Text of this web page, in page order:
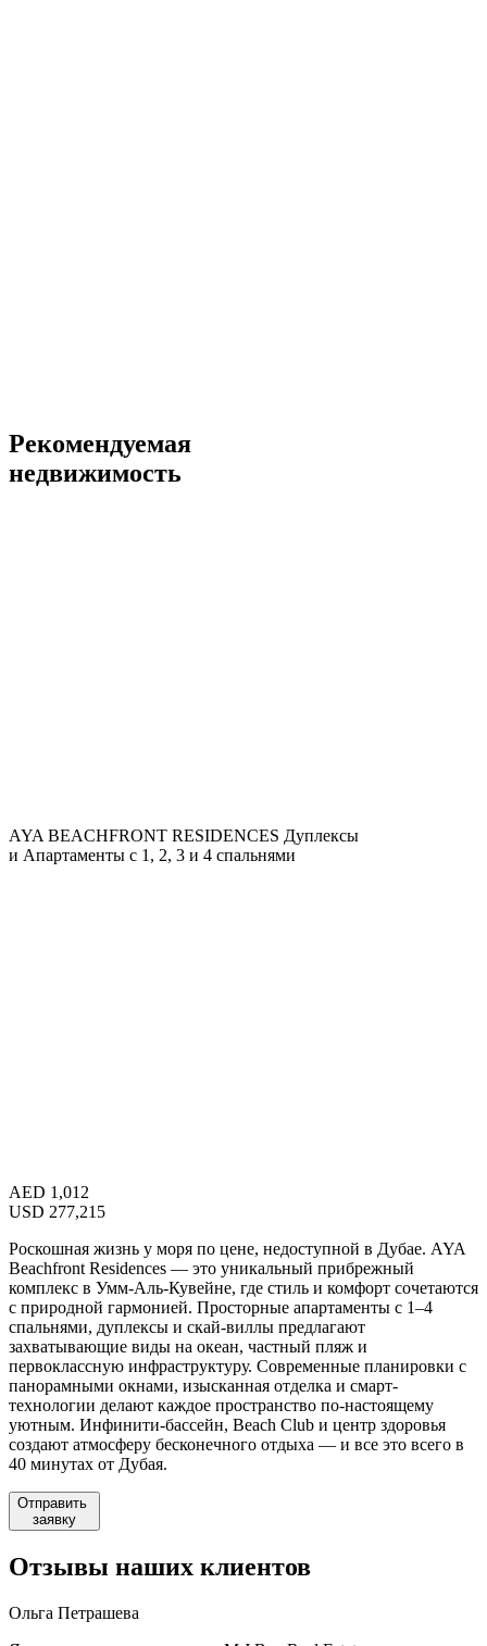
Рекомендуемая
недвижимость
AYA BEACHFRONT RESIDENCES Дуплексы
и Апартаменты с 1, 2, 3 и 4 спальнями
AED 1,012
USD 277,215
Роскошная жизнь у моря по цене, недоступной в Дубае. AYA
Beachfront Residences — это уникальный прибрежный
комплекс в Умм-Аль-Кувейне, где стиль и комфорт сочетаются
с природной гармонией. Просторные апартаменты с 1–4
спальнями, дуплексы и скай-виллы предлагают
захватывающие виды на океан, частный пляж и
первоклассную инфраструктуру. Современные планировки с
панорамными окнами, изысканная отделка и смарт-
технологии делают каждое пространство по-настоящему
уютным. Инфинити-бассейн, Beach Club и центр здоровья
создают атмосферу бесконечного отдыха — и все это всего в
40 минутах от Дубая.
Отправить
заявку
Отзывы наших клиентов
Ольга Петрашева